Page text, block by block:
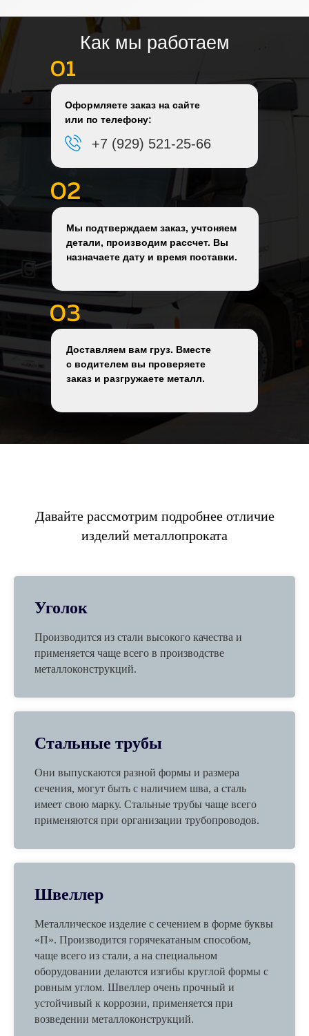
Как мы работаем
Оформляете заказ на сайте
или по телефону:
+7 (929) 521-25-66
Мы подтверждаем заказ, учтоняем
детали, производим рассчет. Вы
назначаете дату и время поставки.
Доставляем вам груз. Вместе
с водителем вы проверяете
заказ и разгружаете металл.
Давайте рассмотрим подробнее отличие
изделий металлопроката
Уголок
Производится из стали высокого качества и
применяется чаще всего в производстве
металлоконструкций.
Стальные трубы
Они выпускаются разной формы и размера
сечения, могут быть с наличием шва, а сталь
имеет свою марку. Стальные трубы чаще всего
применяются при организации трубопроводов.
Швеллер
Металлическое изделие с сечением в форме буквы
«П». Производится горячекатаным способом,
чаще всего из стали, а на специальном
оборудовании делаются изгибы круглой формы с
ровным углом. Швеллер очень прочный и
устойчивый к коррозии, применяется при
возведении металлоконструкций.